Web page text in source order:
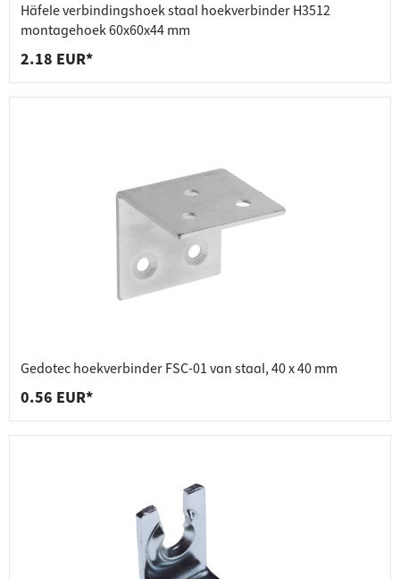
Häfele verbindingshoek staal hoekverbinder H3512
montagehoek 60x60x44 mm
2.18 EUR*
Gedotec hoekverbinder FSC-01 van staal, 40 x 40 mm
0.56 EUR*